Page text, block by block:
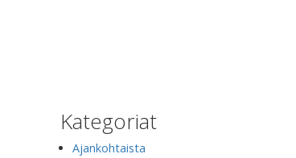
Kategoriat
Ajankohtaista